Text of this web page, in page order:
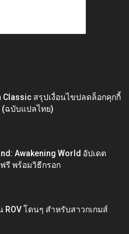
Classic สรุปเงื่อนไขปลดล็อกคุกกี้
(ฉบับแปลไทย)
Awakening World อัปเดต
รี พร้อมวิธีกรอก
โดนๆ สำหรับสาวกเกมส์